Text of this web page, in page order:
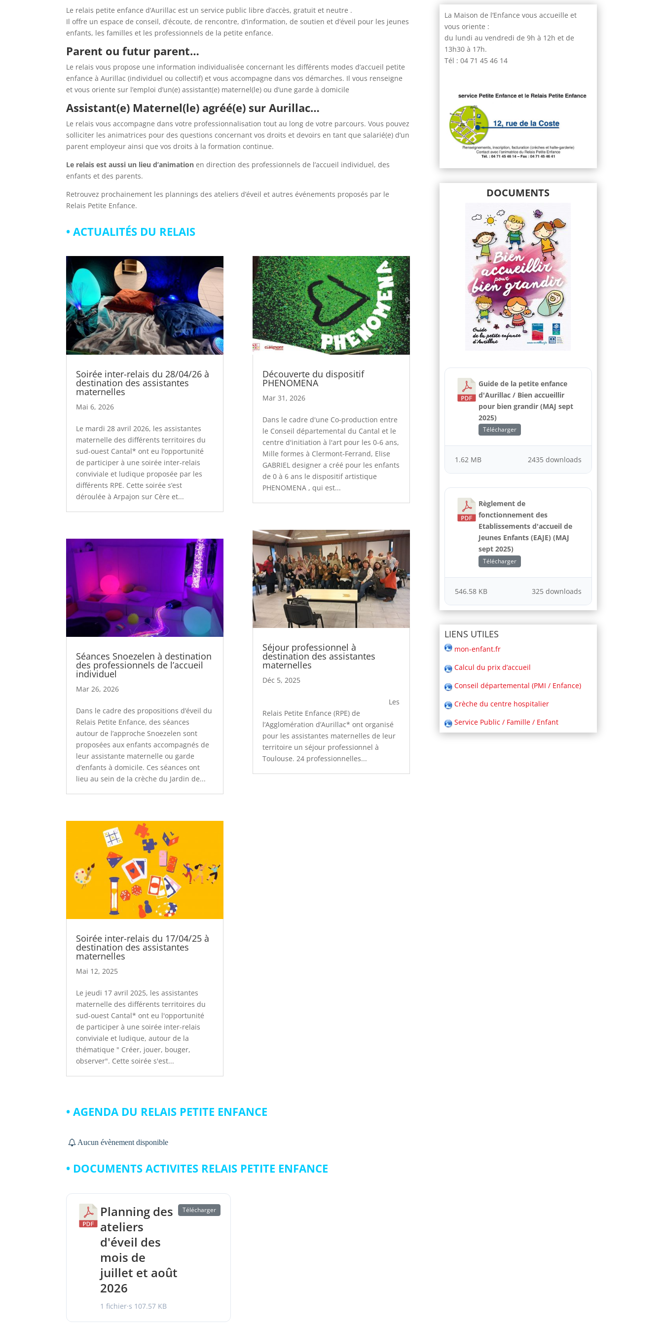
Le relais petite enfance d’Aurillac est un service public libre d’accès, gratuit et neutre .
Il offre un espace de conseil, d’écoute, de rencontre, d’information, de soutien et d’éveil pour les jeunes
enfants, les familles et les professionnels de la petite enfance.
Parent ou futur parent…
Le relais vous propose une information individualisée concernant les différents modes d’accueil petite
enfance à Aurillac (individuel ou collectif) et vous accompagne dans vos démarches. Il vous renseigne
et vous oriente sur l’emploi d’un(e) assistant(e) maternel(le) ou d’une garde à domicile
Assistant(e) Maternel(le) agréé(e) sur Aurillac…
Le relais vous accompagne dans votre professionnalisation tout au long de votre parcours. Vous pouvez
solliciter les animatrices pour des questions concernant vos droits et devoirs en tant que salarié(e) d’un
parent employeur ainsi que vos droits à la formation continue.
Le relais est aussi un lieu d’animation en direction des professionnels de l’accueil individuel, des
enfants et des parents.
Retrouvez prochainement les plannings des ateliers d’éveil et autres événements proposés par le
Relais Petite Enfance.
• ACTUALITÉS DU RELAIS
Soirée inter-relais du 28/04/26 à
destination des assistantes
maternelles
Mai 6, 2026
Le mardi 28 avril 2026, les assistantes
maternelle des différents territoires du
sud-ouest Cantal* ont eu l’opportunité
de participer à une soirée inter-relais
conviviale et ludique proposée par les
différents RPE. Cette soirée s’est
déroulée à Arpajon sur Cère et...
Séances Snoezelen à destination
des professionnels de l’accueil
individuel
Mar 26, 2026
Dans le cadre des propositions d’éveil du
Relais Petite Enfance, des séances
autour de l’approche Snoezelen sont
proposées aux enfants accompagnés de
leur assistante maternelle ou garde
d’enfants à domicile. Ces séances ont
lieu au sein de la crèche du Jardin de...
Soirée inter-relais du 17/04/25 à
destination des assistantes
maternelles
Mai 12, 2025
Le jeudi 17 avril 2025, les assistantes
maternelle des différents territoires du
sud-ouest Cantal* ont eu l'opportunité
de participer à une soirée inter-relais
conviviale et ludique, autour de la
thématique " Créer, jouer, bouger,
observer". Cette soirée s'est...
Découverte du dispositif
PHENOMENA
Mar 31, 2026
Dans le cadre d'une Co-production entre
le Conseil départemental du Cantal et le
centre d'initiation à l'art pour les 0-6 ans,
Mille formes à Clermont-Ferrand, Elise
GABRIEL designer a créé pour les enfants
de 0 à 6 ans le dispositif artistique
PHENOMENA , qui est...
Séjour professionnel à
destination des assistantes
maternelles
Déc 5, 2025
Les
Relais Petite Enfance (RPE) de
l’Agglomération d’Aurillac* ont organisé
pour les assistantes maternelles de leur
territoire un séjour professionnel à
Toulouse. 24 professionnelles...
• AGENDA DU RELAIS PETITE ENFANCE
Aucun évènement disponible
• DOCUMENTS ACTIVITES RELAIS PETITE ENFANCE
Planning des
ateliers
d'éveil des
mois de
juillet et août
2026
1 fichier·s 107.57 KB
Télécharger
La Maison de l’Enfance vous accueille et
vous oriente :
du lundi au vendredi de 9h à 12h et de
13h30 à 17h.
Tél : 04 71 45 46 14
DOCUMENTS
Guide de la petite enfance
d'Aurillac / Bien accueillir
pour bien grandir (MAJ sept
2025)
Télécharger
2435 downloads
1.62 MB
Règlement de
fonctionnement des
Etablissements d'accueil de
Jeunes Enfants (EAJE) (MAJ
sept 2025)
Télécharger
325 downloads
546.58 KB
LIENS UTILES
mon-enfant.fr
Calcul du prix d’accueil
Conseil départemental (PMI / Enfance)
Crèche du centre hospitalier
Service Public / Famille / Enfant